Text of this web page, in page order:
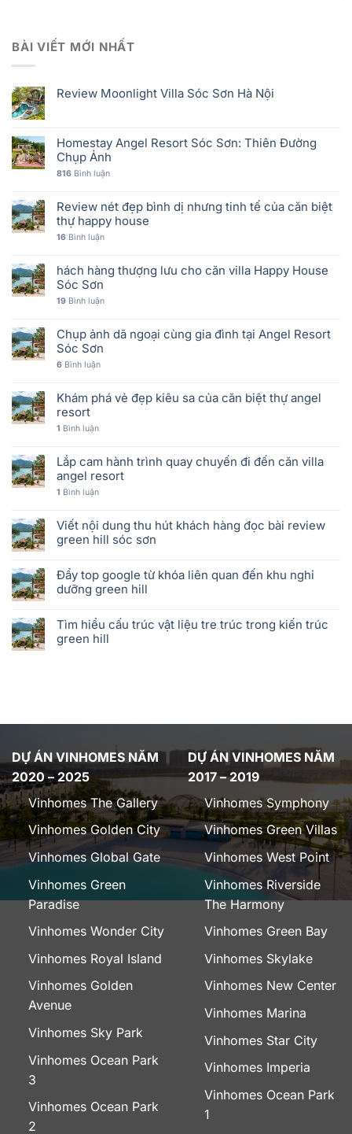
BÀI VIẾT MỚI NHẤT
Review Moonlight Villa Sóc Sơn Hà Nội
Homestay Angel Resort Sóc Sơn: Thiên Đường
Chụp Ảnh
816 Bình luận
Review nét đẹp bình dị nhưng tinh tế của căn biệt
thự happy house
16 Bình luận
hách hàng thượng lưu cho căn villa Happy House
Sóc Sơn
19 Bình luận
Chụp ảnh dã ngoại cùng gia đình tại Angel Resort
Sóc Sơn
6 Bình luận
Khám phá vẻ đẹp kiêu sa của căn biệt thự angel
resort
1 Bình luận
Lắp cam hành trình quay chuyến đi đến căn villa
angel resort
1 Bình luận
Viết nội dung thu hút khách hàng đọc bài review
green hill sóc sơn
Đẩy top google từ khóa liên quan đến khu nghỉ
dưỡng green hill
Tìm hiểu cấu trúc vật liệu tre trúc trong kiến trúc
green hill
DỰ ÁN VINHOMES NĂM
2020 – 2025
Vinhomes The Gallery
Vinhomes Golden City
Vinhomes Global Gate
Vinhomes Green
Paradise
Vinhomes Wonder City
Vinhomes Royal Island
Vinhomes Golden
Avenue
Vinhomes Sky Park
Vinhomes Ocean Park
3
Vinhomes Ocean Park
2
DỰ ÁN VINHOMES NĂM
2017 – 2019
Vinhomes Symphony
Vinhomes Green Villas
Vinhomes West Point
Vinhomes Riverside
The Harmony
Vinhomes Green Bay
Vinhomes Skylake
Vinhomes New Center
Vinhomes Marina
Vinhomes Star City
Vinhomes Imperia
Vinhomes Ocean Park
1